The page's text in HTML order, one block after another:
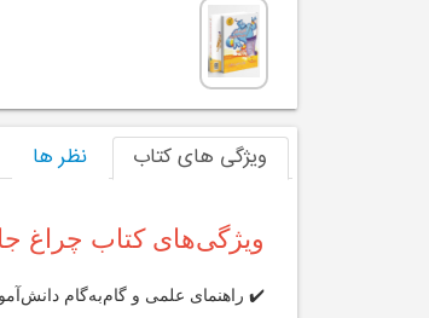
ویژگی های کتاب نظر ها
ویژگی‌های کتاب چراغ
✔️ راهنمای علمی و گام‌به‌گام